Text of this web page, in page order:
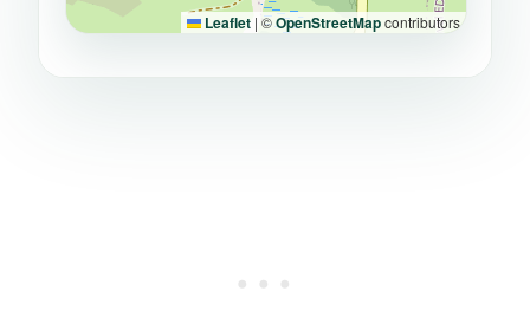
Leaflet | ©OpenStreetMapcontributors